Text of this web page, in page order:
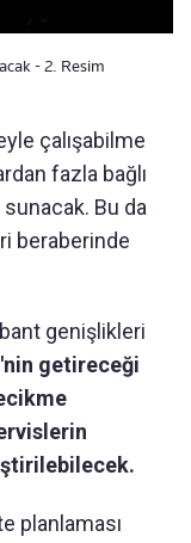
- 2. Resim
çalışabilme
fazla bağlı
Bu da
beraberinde
genişlikleri
getireceği
planlaması